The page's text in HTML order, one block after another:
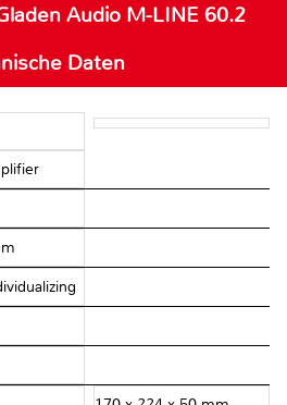
Audio M-LINE 60.2
Daten